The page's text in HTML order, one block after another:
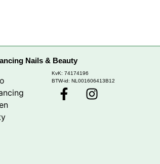
Nails & Beauty
KvK: 74174196
BTW-id: NL001606413B12